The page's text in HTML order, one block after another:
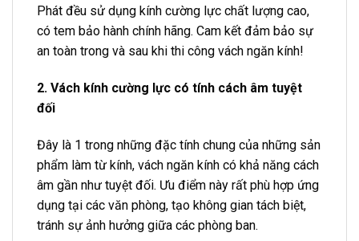
Phát đều sử dụng kính cường lực chất lượng cao,
có tem bảo hành chính hãng. Cam kết đảm bảo sự
an toàn trong và sau khi thi công vách ngăn kính!
2. Vách kính cường lực có tính cách âm tuyệt
đối
Đây là 1 trong những đặc tính chung của những sản
phẩm làm từ kính, vách ngăn kính có khả năng cách
âm gần như tuyệt đối. Ưu điểm này rất phù hợp ứng
dụng tại các văn phòng, tạo không gian tách biệt,
tránh sự ảnh hưởng giữa các phòng ban.